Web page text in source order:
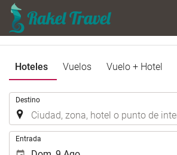
Hoteles Vuelos Vuelo + Hotel
Destino
Entrada